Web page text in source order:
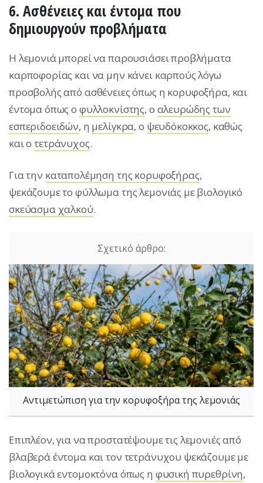
6. Ασθένειες και έντομα που
δημιουργούν προβλήματα
Η λεμονιά μπορεί να παρουσιάσει προβλήματα
καρποφορίας και να μην κάνει καρπούς λόγω
προσβολής από ασθένειες όπως η κορυφοξήρα, και
έντομα όπως ο φυλλοκνίστης, ο αλευρώδης των
εσπεριδοειδών, η μελίγκρα, ο ψευδόκοκκος, καθώς
και οτετράνυχος.
Για την καταπολέμηση της κορυφοξήρας,
ψεκάζουμε το φύλλωμα της λεμονιάς με βιολογικό
σκεύασμα χαλκού.
Αντιμετώπιση για την κορυφοξήρα της λεμονιάς
Επιπλέον, για να προστατέψουμε τις λεμονιές από
βλαβερά έντομα και τον τετράνυχου ψεκάζουμε με
βιολογικά εντομοκτόνα όπως η φυσική πυρεθρίνη,